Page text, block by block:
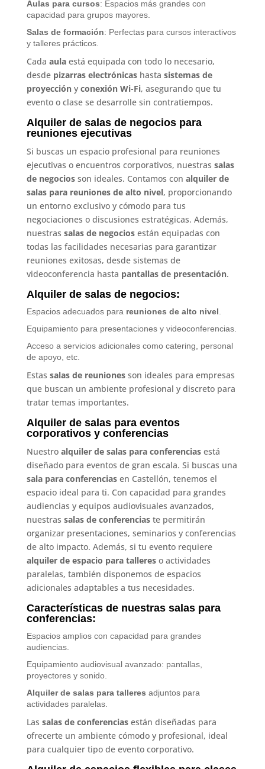
Aulas para cursos: Espacios más grandes con
capacidad para grupos mayores.
Salas de formación: Perfectas para cursos interactivos
y talleres prácticos.
Cada aulaestá equipada con todo lo necesario,
desde pizarras electrónicashasta sistemas de
proyeccióny conexión Wi-Fi, asegurando que tu
evento o clase se desarrolle sin contratiempos.
Alquiler de salas de negocios para
reuniones ejecutivas
Si buscas un espacio profesional para reuniones
ejecutivas o encuentros corporativos, nuestras salas
de negociosson ideales. Contamos con alquiler de
salas para reuniones de alto nivel, proporcionando
un entorno exclusivo y cómodo para tus
negociaciones o discusiones estratégicas. Además,
nuestras salas de negociosestán equipadas con
todas las facilidades necesarias para garantizar
reuniones exitosas, desde sistemas de
videoconferencia hasta pantallas de presentación.
Alquiler de salas de negocios:
Espacios adecuados para reuniones de alto nivel
Equipamiento para presentaciones y videoconferencias.
Acceso a servicios adicionales como catering, personal
de apoyo, etc.
Estas salas de reunionesson ideales para empresas
que buscan un ambiente profesional y discreto para
tratar temas importantes.
Alquiler de salas para eventos
corporativos y conferencias
Nuestro alquiler de salas para conferenciasestá
diseñado para eventos de gran escala. Si buscas una
sala para conferenciasen Castellón, tenemos el
espacio ideal para ti. Con capacidad para grandes
audiencias y equipos audiovisuales avanzados,
nuestras salas de conferenciaste permitirán
organizar presentaciones, seminarios y conferencias
de alto impacto. Además, si tu evento requiere
alquiler de espacio para tallereso actividades
paralelas, también disponemos de espacios
adicionales adaptables a tus necesidades.
Características de nuestras salas para
conferencias:
Espacios amplios con capacidad para grandes
audiencias.
Equipamiento audiovisual avanzado: pantallas,
proyectores y sonido.
Alquiler de salas para talleres adjuntos para
actividades paralelas.
Las salas de conferenciasestán diseñadas para
ofrecerte un ambiente cómodo y profesional, ideal
para cualquier tipo de evento corporativo.